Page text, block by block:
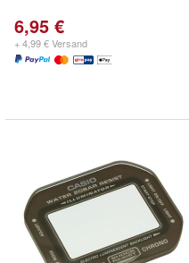
6,95 €
+ 4,99 € Versand